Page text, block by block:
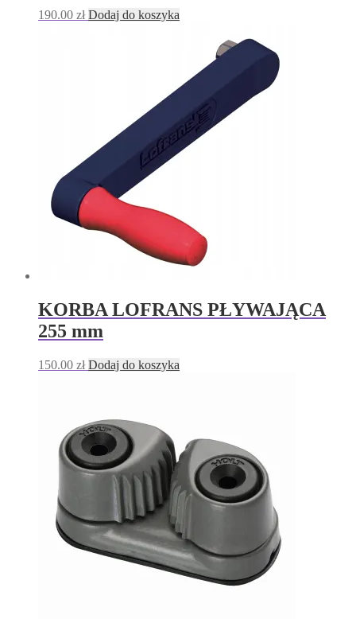
190.00 zł Dodaj do koszyka
KORBA LOFRANS PŁYWAJĄCA
255 mm
150.00 zł Dodaj do koszyka